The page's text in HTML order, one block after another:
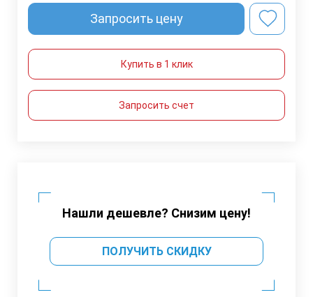
Запросить цену
Купить в 1 клик
Запросить счет
Нашли дешевле? Снизим цену!
ПОЛУЧИТЬ СКИДКУ